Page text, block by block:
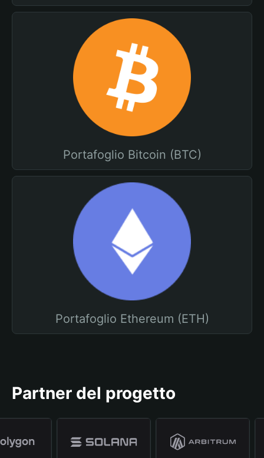
Portafoglio Bitcoin (BTC)
Portafoglio Ethereum (ETH)
Partner del progetto